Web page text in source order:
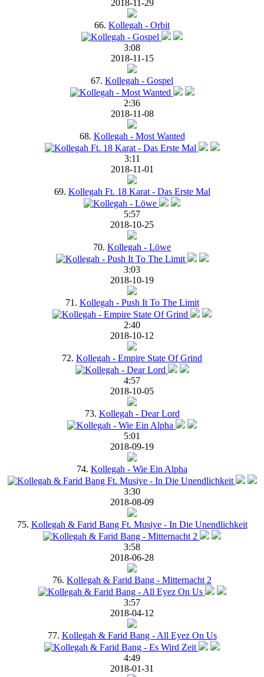
2018-11-29
66. Kollegah - Orbit
3:08
2018-11-15
67. Kollegah - Gospel
2:36
2018-11-08
68. Kollegah - Most Wanted
3:11
2018-11-01
69. Kollegah Ft. 18 Karat - Das Erste Mal
5:57
2018-10-25
70. Kollegah - Löwe
3:03
2018-10-19
71. Kollegah - Push It To The Limit
2:40
2018-10-12
72. Kollegah - Empire State Of Grind
4:57
2018-10-05
73. Kollegah - Dear Lord
5:01
2018-09-19
74. Kollegah - Wie Ein Alpha
3:30
2018-08-09
75. Kollegah & Farid Bang Ft. Musiye - In Die Unendlichkeit
3:58
2018-06-28
76. Kollegah & Farid Bang - Mitternacht 2
3:57
2018-04-12
77. Kollegah & Farid Bang - All Eyez On Us
4:49
2018-01-31